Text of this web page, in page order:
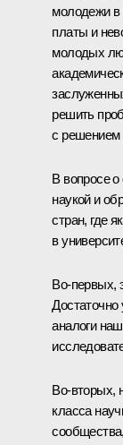
молодежи в
платы и
молодых
решить
с
В вопросе
наукой и
стран, где
в
Во‑первых,
аналоги
Во‑вторых,
класса